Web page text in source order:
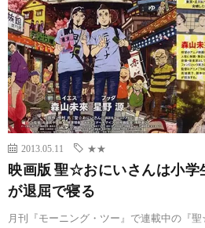
2013.05.11 ★★
映画版 聖☆おにいさんは小学
が退屈で寝る
月刊『モーニング・ツー』で連載中の『